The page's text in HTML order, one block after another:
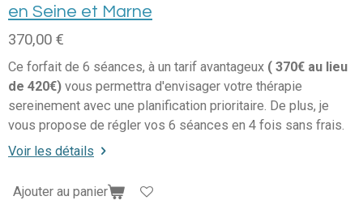
en Seine et Marne
370,00 €
Ce forfait de 6 séances, à un tarif avantageux ( 370€ au lieu
de 420€) vous permettra d'envisager votre thérapie
sereinement avec une planification prioritaire. De plus, je
vous propose de régler vos 6 séances en 4 fois sans frais.
Voir les détails
Ajouter au panier